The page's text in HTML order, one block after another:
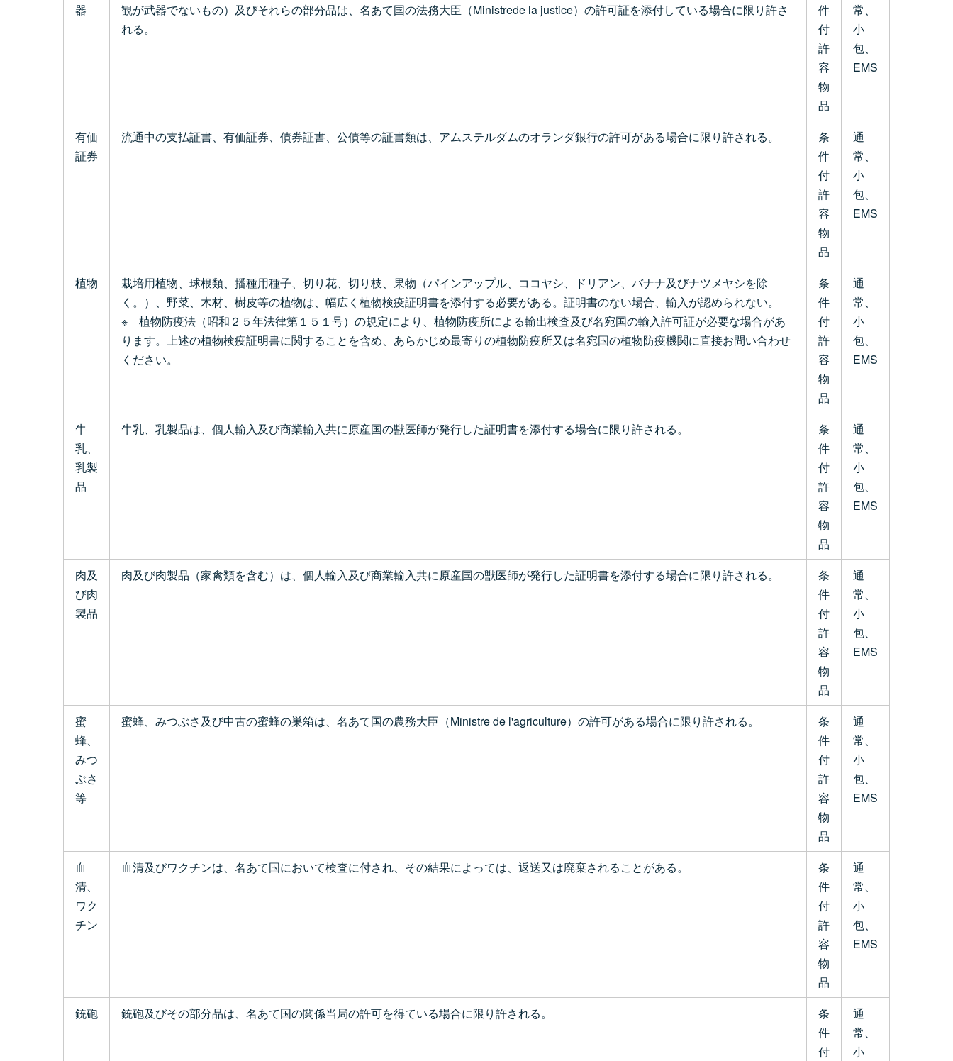
器
観が武器でないもの）及びそれらの部分品は、名あて国の法務大臣（Ministrede la justice）の許可証を添付している場合に限り許さ
れる。
件
付
許
容
物
品
常、
小
包、
EMS
有価
証券
流通中の支払証書、有価証券、債券証書、公債等の証書類は、アムステルダムのオランダ銀行の許可がある場合に限り許される。
条
件
付
許
容
物
品
通
常、
小
包、
EMS
植物
栽培用植物、球根類、播種用種子、切り花、切り枝、果物（パインアップル、ココヤシ、ドリアン、バナナ及びナツメヤシを除
く。）、野菜、木材、樹皮等の植物は、幅広く植物検疫証明書を添付する必要がある。証明書のない場合、輸入が認められない。
※ 植物防疫法（昭和２５年法律第１５１号）の規定により、植物防疫所による輸出検査及び名宛国の輸入許可証が必要な場合があ
ります。上述の植物検疫証明書に関することを含め、あらかじめ最寄りの植物防疫所又は名宛国の植物防疫機関に直接お問い合わせ
ください。
条
件
付
許
容
物
品
通
常、
小
包、
EMS
牛
乳、
乳製
品
牛乳、乳製品は、個人輸入及び商業輸入共に原産国の獣医師が発行した証明書を添付する場合に限り許される。
条
件
付
許
容
物
品
通
常、
小
包、
EMS
肉及
び肉
製品
肉及び肉製品（家禽類を含む）は、個人輸入及び商業輸入共に原産国の獣医師が発行した証明書を添付する場合に限り許される。
条
件
付
許
容
物
品
通
常、
小
包、
EMS
蜜
蜂、
みつ
ぶさ
等
蜜蜂、みつぶさ及び中古の蜜蜂の巣箱は、名あて国の農務大臣（Ministre de l'agriculture）の許可がある場合に限り許される。
条
件
付
許
容
物
品
通
常、
小
包、
EMS
血
清、
ワク
チン
血清及びワクチンは、名あて国において検査に付され、その結果によっては、返送又は廃棄されることがある。
条
件
付
許
容
物
品
通
常、
小
包、
EMS
銃砲 銃砲及びその部分品は、名あて国の関係当局の許可を得ている場合に限り許される。
条
件
付
通
常、
小